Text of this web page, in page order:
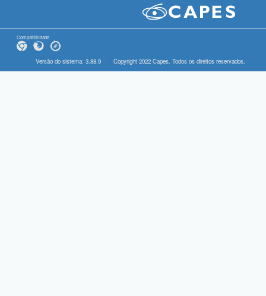
Compatibilidade
Versão do sistema: 3.88.9 Copyright 2022 Capes. Todos os direitos reservados.